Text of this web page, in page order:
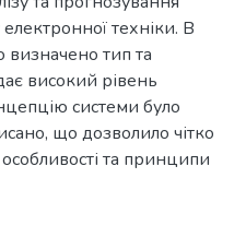
техніки. В
визначено тип та
високий рівень
системи було
що дозволило чітко
та принципи